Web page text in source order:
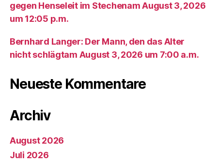
gegen Henseleit im Stechenam August 3, 2026
um 12:05 p.m.
Bernhard Langer: Der Mann, den das Alter
nicht schlägtam August 3, 2026 um 7:00 a.m.
Neueste Kommentare
Archiv
August 2026
Juli 2026